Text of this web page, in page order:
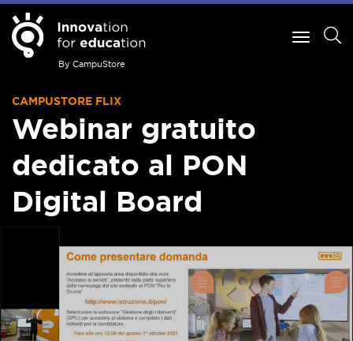
By CampuStore
CAMPUSTORE FLIX
Webinar gratuito
dedicato al PON
Digital Board